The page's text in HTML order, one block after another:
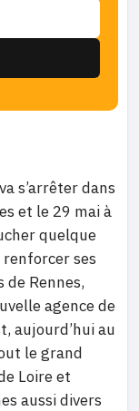
s’arrêter dans
et le 29 mai à
quelque
ses
Rennes,
agence de
aujourd’hui au
le grand
Loire et
aussi divers